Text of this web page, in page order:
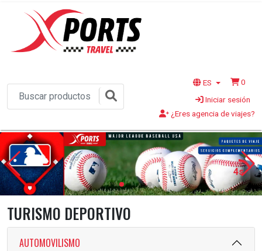
ES
0
Iniciar sesión
¿Eres agencia de viajes?
2s
TURISMO DEPORTIVO
AUTOMOVILISMO